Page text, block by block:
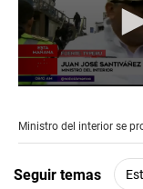
of
31
seconds
Ministro del interior se
Seguir temas